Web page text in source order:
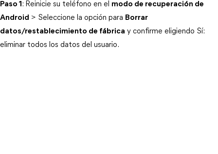
Paso 1 : Reinicie su teléfono en el modo de recuperación de
Android > Seleccione la opción para Borrar
datos/restablecimiento de fábrica y confirme eligiendo Sí:
eliminar todos los datos del usuario.